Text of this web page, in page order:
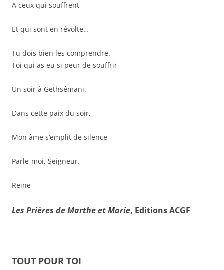
A ceux qui souffrent
Et qui sont en révolte…
Tu dois bien les comprendre.
Toi qui as eu si peur de souffrir
Un soir à Gethsémani.
Dans cette paix du soir,
Mon âme s’emplit de silence
Parle-moi, Seigneur.
Reine
Les Prières de Marthe et Marie, Editions ACGF
TOUT POUR TOI